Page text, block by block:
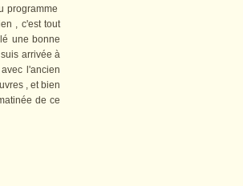
programme
, c'est tout
une bonne
arrivée à
l'ancien
, et bien
de ce